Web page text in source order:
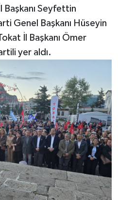
Seyfettin
Genel Başkanı Hüseyin
İl Başkanı Ömer
yer aldı.